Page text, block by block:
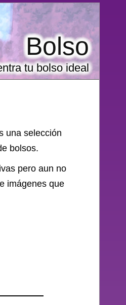
Bolso
tu bolso ideal
una selección
bolsos.
pero aun no
imágenes que